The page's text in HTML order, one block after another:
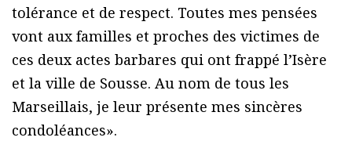
tolérance et de respect. Toutes mes pensées
vont aux familles et proches des victimes de
ces deux actes barbares qui ont frappé l’Isère
et la ville de Sousse. Au nom de tous les
Marseillais, je leur présente mes sincères
condoléances».